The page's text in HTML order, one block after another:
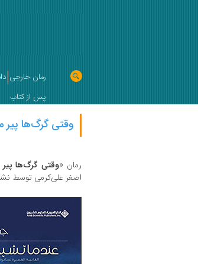
رمان خارجی
پس از کتاب
وقتی گرگ‌ها
رمان «وقتی گرگ‌ها
اصغر علی‌کرمی توسط